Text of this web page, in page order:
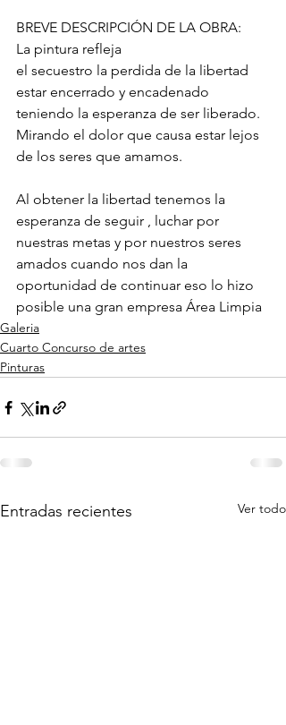
BREVE DESCRIPCIÓN DE LA OBRA:
La pintura refleja
el secuestro la perdida de la libertad
estar encerrado y encadenado
teniendo la esperanza de ser liberado.
Mirando el dolor que causa estar lejos
de los seres que amamos.
Al obtener la libertad tenemos la
esperanza de seguir , luchar por
nuestras metas y por nuestros seres
amados cuando nos dan la
oportunidad de continuar eso lo hizo
posible una gran empresa Área Limpia
Galeria
Cuarto Concurso de artes
Pinturas
Entradas recientes Ver todo